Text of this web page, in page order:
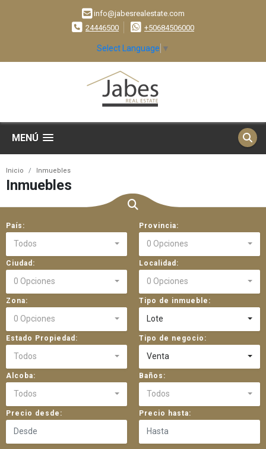
info@jabesrealestate.com
24446500
+50684506000
Select Language ▼
MENÚ
Inicio Inmuebles
Inmuebles
País:
Todos
Provincia:
0 Opciones
Ciudad:
0 Opciones
Localidad:
0 Opciones
Zona:
0 Opciones
Tipo de inmueble:
Lote
Estado Propiedad:
Todos
Tipo de negocio:
Venta
Alcoba:
Todos
Baños:
Todos
Precio desde: Precio hasta: